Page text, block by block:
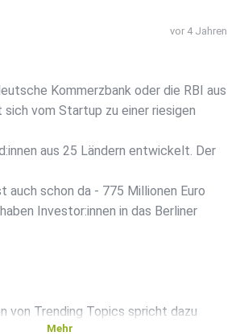
vor 4 Jahren
Kommerzbank oder die RBI aus
vom Startup zu einer riesigen
aus 25 Ländern entwickelt. Der
auch schon da - 775 Millionen Euro
Investor:innen in das Berliner
von Trending Topics spricht dazu
Mehr